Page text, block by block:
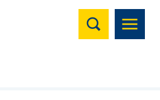
Suchen